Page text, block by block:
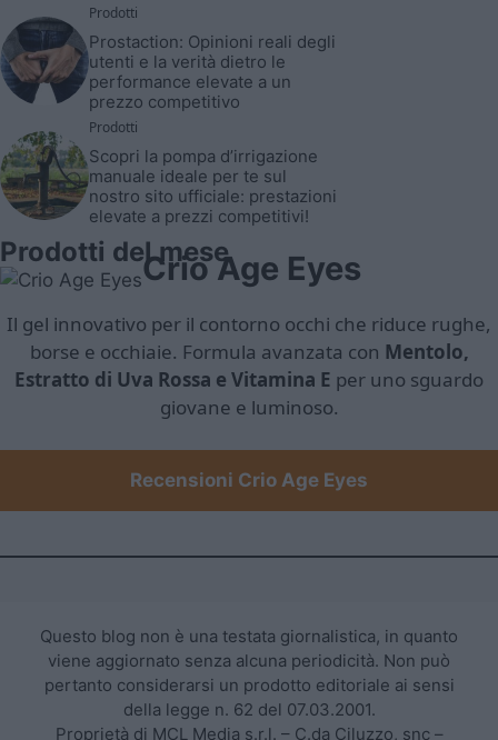
Prodotti
Prostaction: Opinioni reali degli
utenti e la verità dietro le
performance elevate a un
prezzo competitivo
Prodotti
Scopri la pompa d’irrigazione
manuale ideale per te sul
nostro sito ufficiale: prestazioni
elevate a prezzi competitivi!
Prodotti del meseCrio Age Eyes
Il gel innovativo per il contorno occhi che riduce rughe,
borse e occhiaie. Formula avanzata con Mentolo,
Estratto di Uva Rossa e Vitamina E per uno sguardo
giovane e luminoso.
Recensioni Crio Age Eyes
Questo blog non è una testata giornalistica, in quanto
viene aggiornato senza alcuna periodicità. Non può
pertanto considerarsi un prodotto editoriale ai sensi
della legge n. 62 del 07.03.2001.
Proprietà di MCL Media s.r.l. – C.da Ciluzzo, snc –